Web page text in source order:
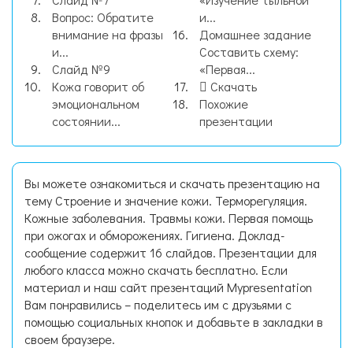
Вопрос: Обратите
внимание на фразы
и...
Слайд №9
Кожа говорит об
эмоциональном
состоянии...
и...
Домашнее задание
Составить схему:
«Первая...
Скачать
Похожие
презентации
Вы можете ознакомиться и скачать презентацию на
тему Строение и значение кожи. Терморегуляция.
Кожные заболевания. Травмы кожи. Первая помощь
при ожогах и обморожениях. Гигиена. Доклад-
сообщение содержит 16 слайдов. Презентации для
любого класса можно скачать бесплатно. Если
материал и наш сайт презентаций Mypresentation
Вам понравились – поделитесь им с друзьями с
помощью социальных кнопок и добавьте в закладки в
своем браузере.